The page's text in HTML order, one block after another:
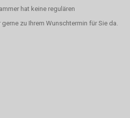
hat keine regulären
zu Ihrem Wunschtermin für Sie da.